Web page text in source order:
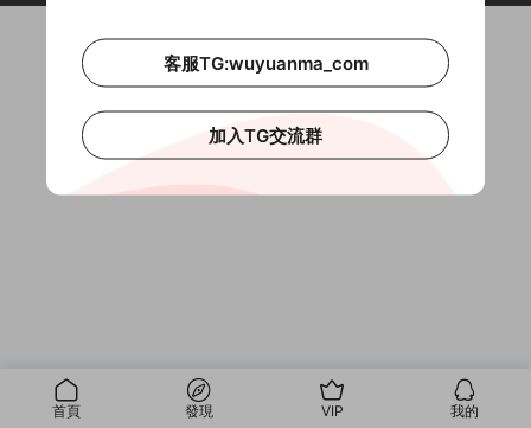
首頁 發現 VIP 我的
客服TG:wuyuanma_com
加入TG交流群